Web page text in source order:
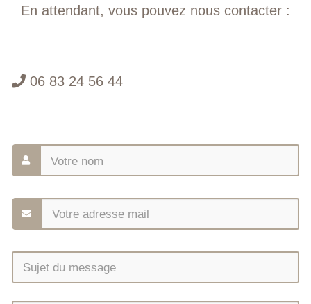
En attendant, vous pouvez nous contacter :
06 83 24 56 44